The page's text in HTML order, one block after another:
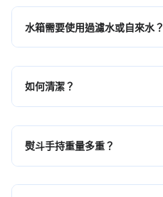
水箱需要使用過濾水或自來水？
如何清潔？
熨斗手持重量多重？